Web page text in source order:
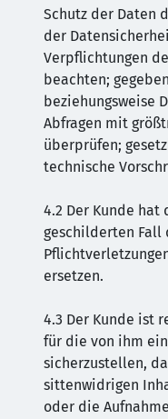
Schutz der Daten
der
Verpflichtungen
beachten;
beziehungsweise
Abfragen mit
überprüfen;
technische
4.2 Der Kunde
geschilderten Fall
ersetzen.
4.3 Der Kunde ist
für die von ihm
sicherzustellen,
sittenwidrigen
oder die